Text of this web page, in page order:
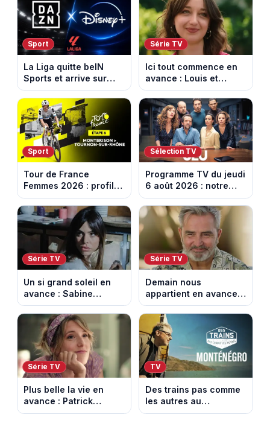
Sport
La Liga quitte beIN
Sports et arrive sur
DAZN et Disney+ en
France
Série TV
Ici tout commence en
avance : Louis et
Jasmine enfin en
couple. Episode du 7
août 2026 (spoiler)
Sport
Tour de France
Femmes 2026 : profil
et horaires de la 6e
étape entre
Montbrison et
Tournon-sur-Rhône
Sélection TV
Programme TV du jeudi
6 août 2026 : notre
sélection pour votre
soirée télé
Série TV
Un si grand soleil en
avance : Sabine
menacée par Céleste.
Episode du 7 août
2026 (spoiler).
Série TV
Demain nous
appartient en avance:
Alex révèle son lourd
secret. Episode du 7
août 2026.
Série TV
Plus belle la vie en
avance : Patrick
victime d’un malaise.
TV
Des trains pas comme
les autres au
Monténégro : Philippe